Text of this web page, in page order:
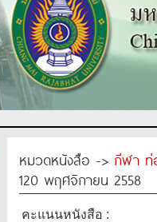
หมวดหนังสือ -> กีฬา ท่
120 พฤศจิกายน 2558
คะแนนหนังสือ :